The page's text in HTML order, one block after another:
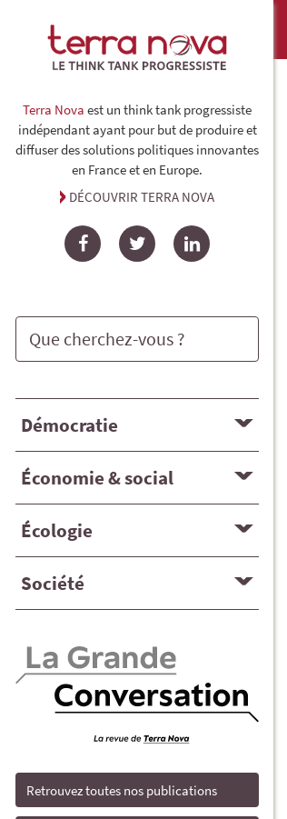
Terra Nova est un think tank progressiste
indépendant ayant pour but de produire et
diffuser des solutions politiques innovantes
en France et en Europe.
DÉCOUVRIR TERRA NOVA
FacebookTwitterLinkedIn
Démocratie
Économie & social
Écologie
Société
Retrouvez toutes nos publications